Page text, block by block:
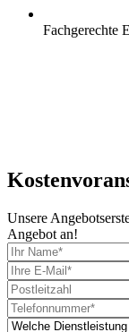
Fachgerechte
Unsere
Angebot an!